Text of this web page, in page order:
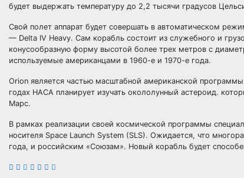
будет выдержать температуру до 2,2 тысячи градусов
Свой полет аппарат будет совершать в автоматическом
— Delta IV Heavy. Сам корабль состоит из служебного и
конусообразную форму высотой более трех метров с
используемые американцами в 1960-е и 1970-е года.
Orion является частью масштабной американской
годах НАСА планирует изучать окололунный астероид.
Марс.
В рамках реализации своей космической программы
носителя Space Launch System (SLS). Ожидается, что
года, и российским «Союзам». Новый корабль будет